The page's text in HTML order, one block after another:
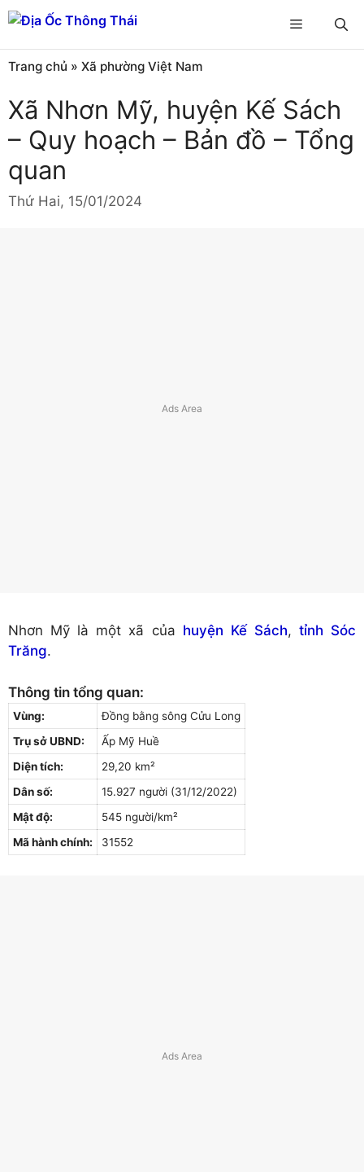
Chuyển
đến
nội
dung
Menu
Trang chủ » Xã phường Việt Nam
Xã Nhơn Mỹ, huyện Kế Sách
– Quy hoạch – Bản đồ – Tổng
quan
Thứ Hai, 15/01/2024
Nhơn Mỹ là một xã của huyện Kế Sách, tỉnh Sóc
Trăng.
Thông tin tổng quan:
Vùng:
Đồng bằng sông Cửu Long
Trụ sở UBND:
Ấp Mỹ Huề
Diện tích:
29,20 km²
Dân số:
15.927 người (31/12/2022)
Mật độ:
545 người/km²
Mã hành chính:
31552